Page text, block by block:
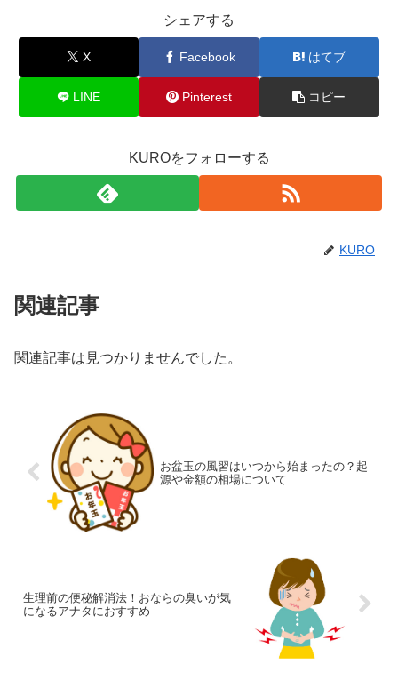
シェアする
X Facebook はてブ
LINE Pinterest コピー
KUROをフォローする
KURO
関連記事
関連記事は見つかりませんでした。
お盆玉の風習はいつから始まったの？起
源や金額の相場について
生理前の便秘解消法！おならの臭いが気
になるアナタにおすすめ